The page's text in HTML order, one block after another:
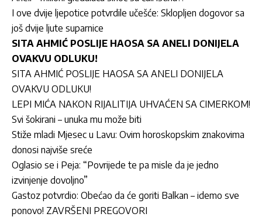
I ove dvije ljepotice potvrdile učešće: Sklopljen dogovor sa
još dvije ljute suparnice
SITA AHMIĆ POSLIJE HAOSA SA ANELI DONIJELA
OVAKVU ODLUKU!
SITA AHMIĆ POSLIJE HAOSA SA ANELI DONIJELA
OVAKVU ODLUKU!
LEPI MIĆA NAKON RIJALITIJA UHVAĆEN SA CIMERKOM!
Svi šokirani – unuka mu može biti
Stiže mladi Mjesec u Lavu: Ovim horoskopskim znakovima
donosi najviše sreće
Oglasio se i Peja: “Povrijede te pa misle da je jedno
izvinjenje dovoljno”
Gastoz potvrdio: Obećao da će goriti Balkan – idemo sve
ponovo! ZAVRŠENI PREGOVORI